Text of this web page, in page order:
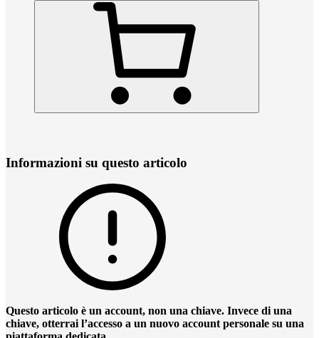
Informazioni su questo articolo
Questo articolo è un account, non una chiave. Invece di una
chiave, otterrai l’accesso a un nuovo account personale su una